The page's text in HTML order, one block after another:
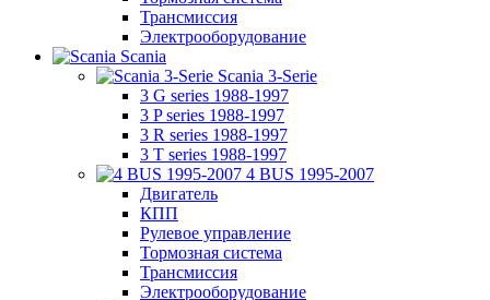
Трансмиссия
Электрооборудование
Scania
Scania 3-Serie
3 G series 1988-1997
3 P series 1988-1997
3 R series 1988-1997
3 T series 1988-1997
4 BUS 1995-2007
Двигатель
КПП
Рулевое управление
Тормозная система
Трансмиссия
Электрооборудование